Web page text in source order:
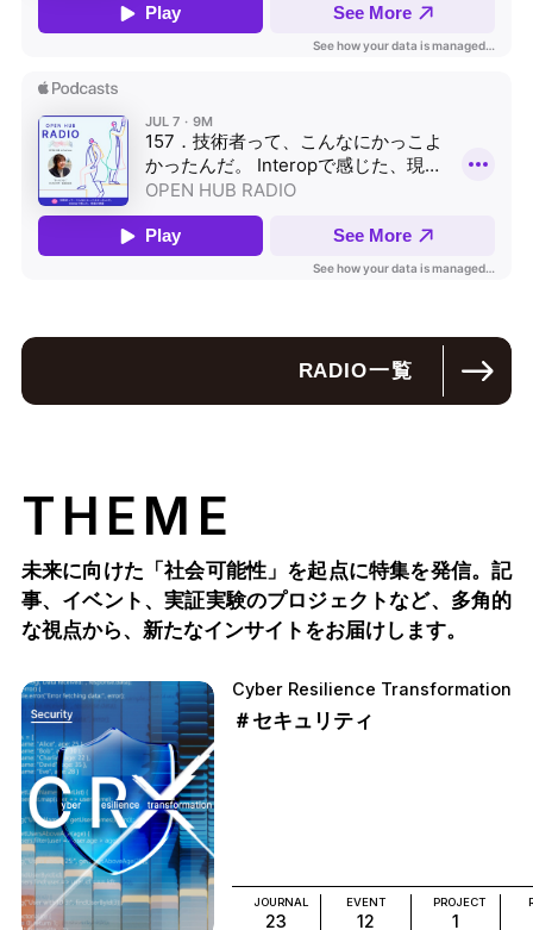
RADIO一覧
THEME
未来に向けた「社会可能性」を起点に特集を発信。記
事、イベント、実証実験のプロジェクトなど、多角的
な視点から、新たなインサイトをお届けします。
Cyber Resilience Transformation
＃セキュリティ
JOURNAL
23
EVENT
12
PROJECT
1